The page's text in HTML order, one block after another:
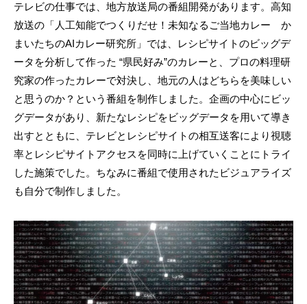
テレビの仕事では、地方放送局の番組開発があります。高知
放送の「人工知能でつくりだせ！未知なるご当地カレー か
まいたちのAIカレー研究所」では、レシピサイトのビッグデ
ータを分析して作った “県民好み”のカレーと、プロの料理研
究家の作ったカレーで対決し、地元の人はどちらを美味しい
と思うのか？という番組を制作しました。企画の中心にビッ
グデータがあり、新たなレシピをビッグデータを用いて導き
出すとともに、テレビとレシピサイトの相互送客により視聴
率とレシピサイトアクセスを同時に上げていくことにトライ
した施策でした。ちなみに番組で使用されたビジュアライズ
も自分で制作しました。